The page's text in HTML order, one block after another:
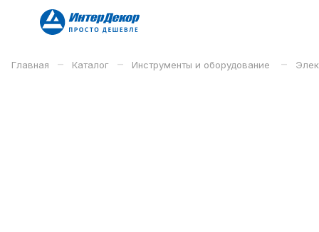
Главная – Каталог – Инструменты и оборудование –